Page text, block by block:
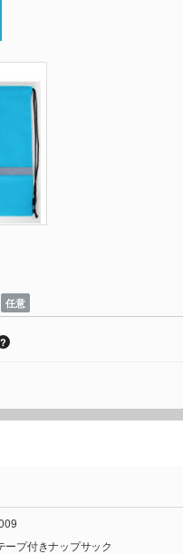
任意
ープ付きナップサック